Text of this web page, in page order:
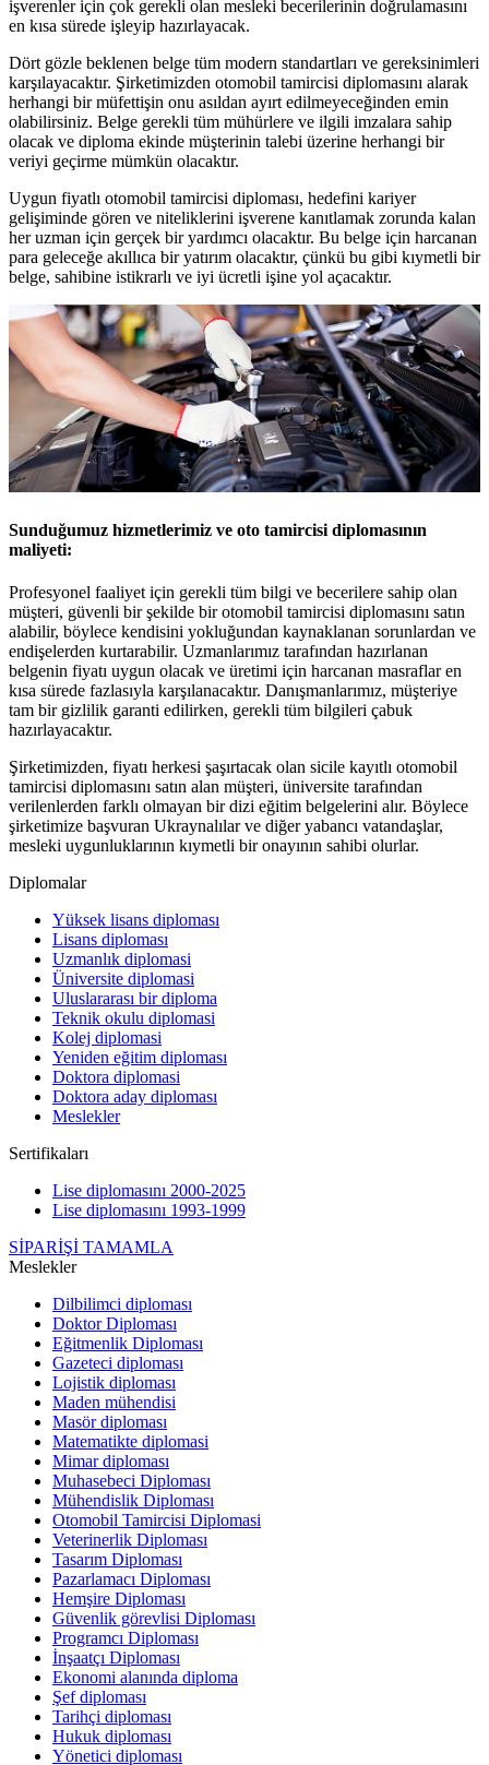
işverenler için çok gerekli olan mesleki becerilerinin doğrulamasını
en kısa sürede işleyip hazırlayacak.
Dört gözle beklenen belge tüm modern standartları ve gereksinimleri
karşılayacaktır. Şirketimizden otomobil tamircisi diplomasını alarak
herhangi bir müfettişin onu asıldan ayırt edilmeyeceğinden emin
olabilirsiniz. Belge gerekli tüm mühürlere ve ilgili imzalara sahip
olacak ve diploma ekinde müşterinin talebi üzerine herhangi bir
veriyi geçirme mümkün olacaktır.
Uygun fiyatlı otomobil tamircisi diploması, hedefini kariyer
gelişiminde gören ve niteliklerini işverene kanıtlamak zorunda kalan
her uzman için gerçek bir yardımcı olacaktır. Bu belge için harcanan
para geleceğe akıllıca bir yatırım olacaktır, çünkü bu gibi kıymetli bir
belge, sahibine istikrarlı ve iyi ücretli işine yol açacaktır.
Sunduğumuz hizmetlerimiz ve oto tamircisi diplomasının
maliyeti:
Profesyonel faaliyet için gerekli tüm bilgi ve becerilere sahip olan
müşteri, güvenli bir şekilde bir otomobil tamircisi diplomasını satın
alabilir, böylece kendisini yokluğundan kaynaklanan sorunlardan ve
endişelerden kurtarabilir. Uzmanlarımız tarafından hazırlanan
belgenin fiyatı uygun olacak ve üretimi için harcanan masraflar en
kısa sürede fazlasıyla karşılanacaktır. Danışmanlarımız, müşteriye
tam bir gizlilik garanti edilirken, gerekli tüm bilgileri çabuk
hazırlayacaktır.
Şirketimizden, fiyatı herkesi şaşırtacak olan sicile kayıtlı otomobil
tamircisi diplomasını satın alan müşteri, üniversite tarafından
verilenlerden farklı olmayan bir dizi eğitim belgelerini alır. Böylece
şirketimize başvuran Ukraynalılar ve diğer yabancı vatandaşlar,
mesleki uygunluklarının kıymetli bir onayının sahibi olurlar.
Diplomalar
Yüksek lisans diploması
Lisans diploması
Uzmanlık diplomasi
Üniversite diplomasi
Uluslararası bir diploma
Teknik okulu diplomasi
Kolej diplomasi
Yeniden eğitim diploması
Doktora diplomasi
Doktora aday diploması
Meslekler
Sertifikaları
Lise diplomasını 2000-2025
Lise diplomasını 1993-1999
SİPARİŞİ TAMAMLA
Meslekler
Dilbilimci diploması
Doktor Diploması
Eğitmenlik Diploması
Gazeteci diploması
Lojistik diploması
Maden mühendisi
Masör diploması
Matematikte diplomasi
Mimar diploması
Muhasebeci Diploması
Mühendislik Diploması
Otomobil Tamircisi Diplomasi
Veterinerlik Diploması
Tasarım Diploması
Pazarlamacı Diploması
Hemşire Diploması
Güvenlik görevlisi Diploması
Programcı Diploması
İnşaatçı Diploması
Ekonomi alanında diploma
Şef diploması
Tarihçi diploması
Hukuk diploması
Yönetici diploması